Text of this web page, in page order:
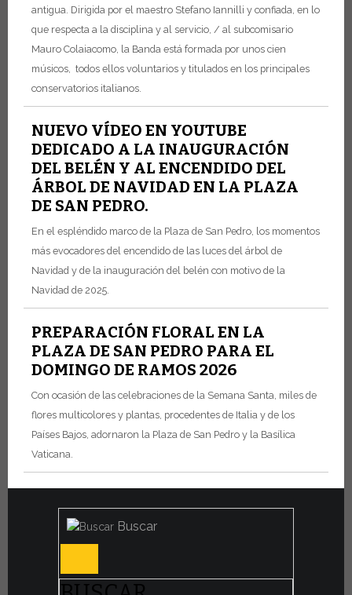
antigua. Dirigida por el maestro Stefano Iannilli y confiada, en lo
que respecta a la disciplina y al servicio, / al subcomisario
Mauro Colaiacomo, la Banda está formada por unos cien
músicos, todos ellos voluntarios y titulados en los principales
conservatorios italianos.
NUEVO VÍDEO EN YOUTUBE
DEDICADO A LA INAUGURACIÓN
DEL BELÉN Y AL ENCENDIDO DEL
ÁRBOL DE NAVIDAD EN LA PLAZA
DE SAN PEDRO.
En el espléndido marco de la Plaza de San Pedro, los momentos
más evocadores del encendido de las luces del árbol de
Navidad y de la inauguración del belén con motivo de la
Navidad de 2025.
PREPARACIÓN FLORAL EN LA
PLAZA DE SAN PEDRO PARA EL
DOMINGO DE RAMOS 2026
Con ocasión de las celebraciones de la Semana Santa, miles de
flores multicolores y plantas, procedentes de Italia y de los
Países Bajos, adornaron la Plaza de San Pedro y la Basílica
Vaticana.
Buscar